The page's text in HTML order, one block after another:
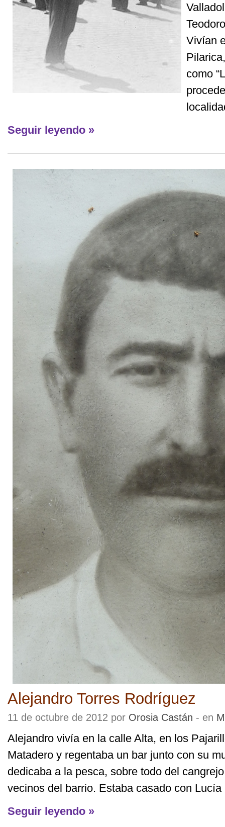
Vivían
como
Seguir leyendo »
Alejandro Torres Rodríguez
11 de octubre de 2012 por Orosia Castán - en
Alejandro vivía en la calle Alta, en los
Matadero y regentaba un bar junto con su
dedicaba a la pesca, sobre todo del
vecinos del barrio. Estaba casado con Lucía
Seguir leyendo »